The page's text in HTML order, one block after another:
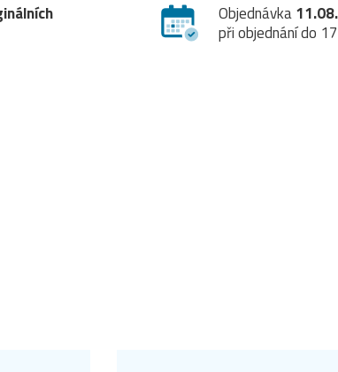
Objednávka
při objednání do